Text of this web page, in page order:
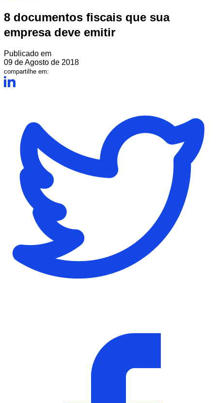
8 documentos fiscais que sua
empresa deve emitir
Publicado em
09 de Agosto de 2018
compartilhe em: